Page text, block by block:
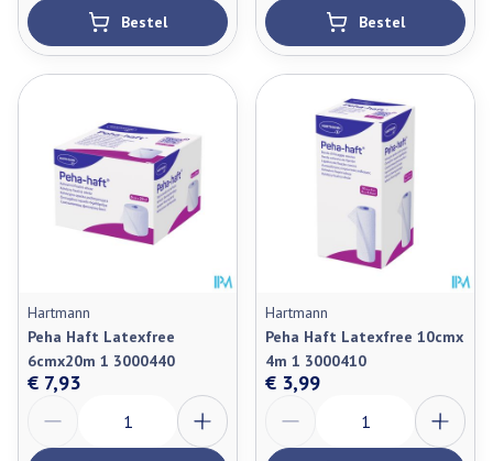
Bestel Bestel
Hartmann
Peha Haft Latexfree
6cmx20m 1 3000440
€ 7,93
Hartmann
Peha Haft Latexfree 10cmx
4m 1 3000410
€ 3,99